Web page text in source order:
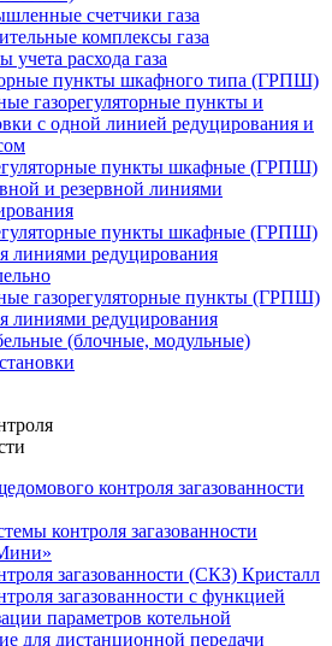
счетчики газа
комплексы газа
учета расхода газа
пункты шкафного типа (ГРПШ)
газорегуляторные пункты и
c одной линией редуцирования и
пункты шкафные (ГРПШ)
и резервной линиями
пункты шкафные (ГРПШ)
линиями редуцирования
газорегуляторные пункты (ГРПШ)
линиями редуцирования
(блочные, модульные)
контроля загазованности
контроля загазованности
загазованности (СКЗ) Кристалл
загазованности с функцией
параметров котельной
для дистанционной передачи